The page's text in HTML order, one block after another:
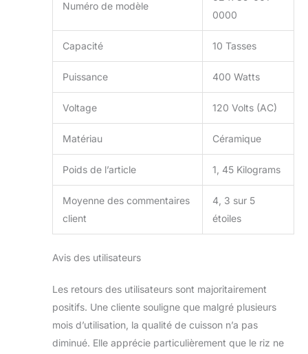
Numéro de modèle
0000
Capacité 10 Tasses
Puissance 400 Watts
Voltage 120 Volts (AC)
Matériau Céramique
Poids de l’article 1, 45 Kilograms
Moyenne des commentaires
client
4, 3 sur 5
étoiles
Avis des utilisateurs
Les retours des utilisateurs sont majoritairement
positifs. Une cliente souligne que malgré plusieurs
mois d’utilisation, la qualité de cuisson n’a pas
diminué. Elle apprécie particulièrement que le riz ne